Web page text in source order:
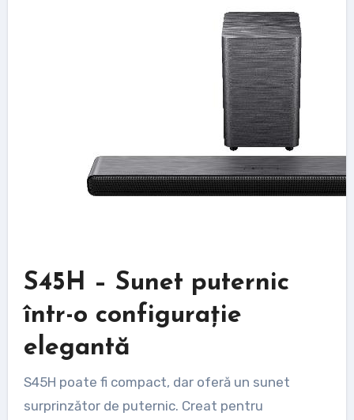
S45H – Sunet puternic
într-o configurație
elegantă
S45H poate fi compact, dar oferă un sunet
surprinzător de puternic. Creat pentru